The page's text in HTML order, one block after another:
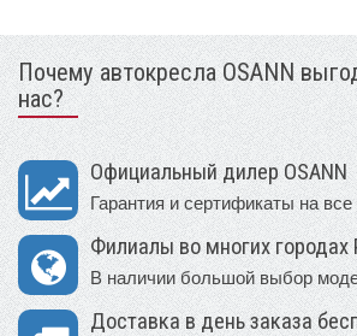
Почему автокресла OSANN
нас?
Официальный дилер OSANN
Гарантия и сертификаты на
Филиалы во многих
В наличии большой выбор
Доставка в день заказа